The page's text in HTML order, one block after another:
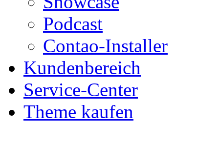
Podcast
Contao-Installer
Kundenbereich
Service-Center
Theme kaufen